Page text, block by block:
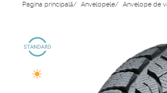
Pagina principală/ Anvelopele/ Anvelope de